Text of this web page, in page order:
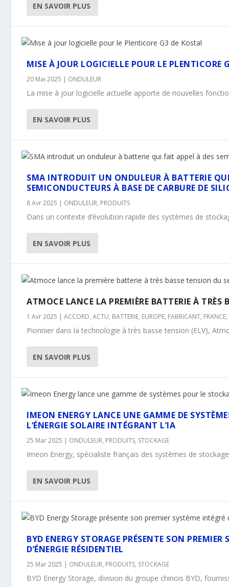
EN SAVOIR PLUS
MISE À JOUR LOGICIELLE POUR LE PLENTICORE
20 Mai 2025 | ONDULEUR
La mise à jour logicielle actuelle apporte de nouvelles
EN SAVOIR PLUS
SMA INTRODUIT UN ONDULEUR À BATTERIE
SEMICONDUCTEURS À BASE DE CARBURE DE
8 Avr 2025 | ONDULEUR, PRODUITS
Dans un contexte d’évolution rapide des systèmes de
EN SAVOIR PLUS
ATMOCE LANCE LA PREMIÈRE BATTERIE À TRÈS
1 Avr 2025 |ACCORD,ACTU, BATTERIE, EUROPE, FABRICANT, FRANCE,
Pionnier dans la technologie à très basse tension (ELV),
EN SAVOIR PLUS
IMEON ENERGY LANCE UNE GAMME DE
L’ÉNERGIE SOLAIRE INTÉGRANT L’IA
25 Mar 2025 | ONDULEUR, PRODUITS, STOCKAGE
Imeon Energy, spécialiste français des systèmes de
EN SAVOIR PLUS
BYD ENERGY STORAGE PRÉSENTE SON PREMIER
D’ÉNERGIE RÉSIDENTIEL
25 Mar 2025 | ONDULEUR, PRODUITS, STOCKAGE
BYD Energy Storage, division du groupe chinois BYD,